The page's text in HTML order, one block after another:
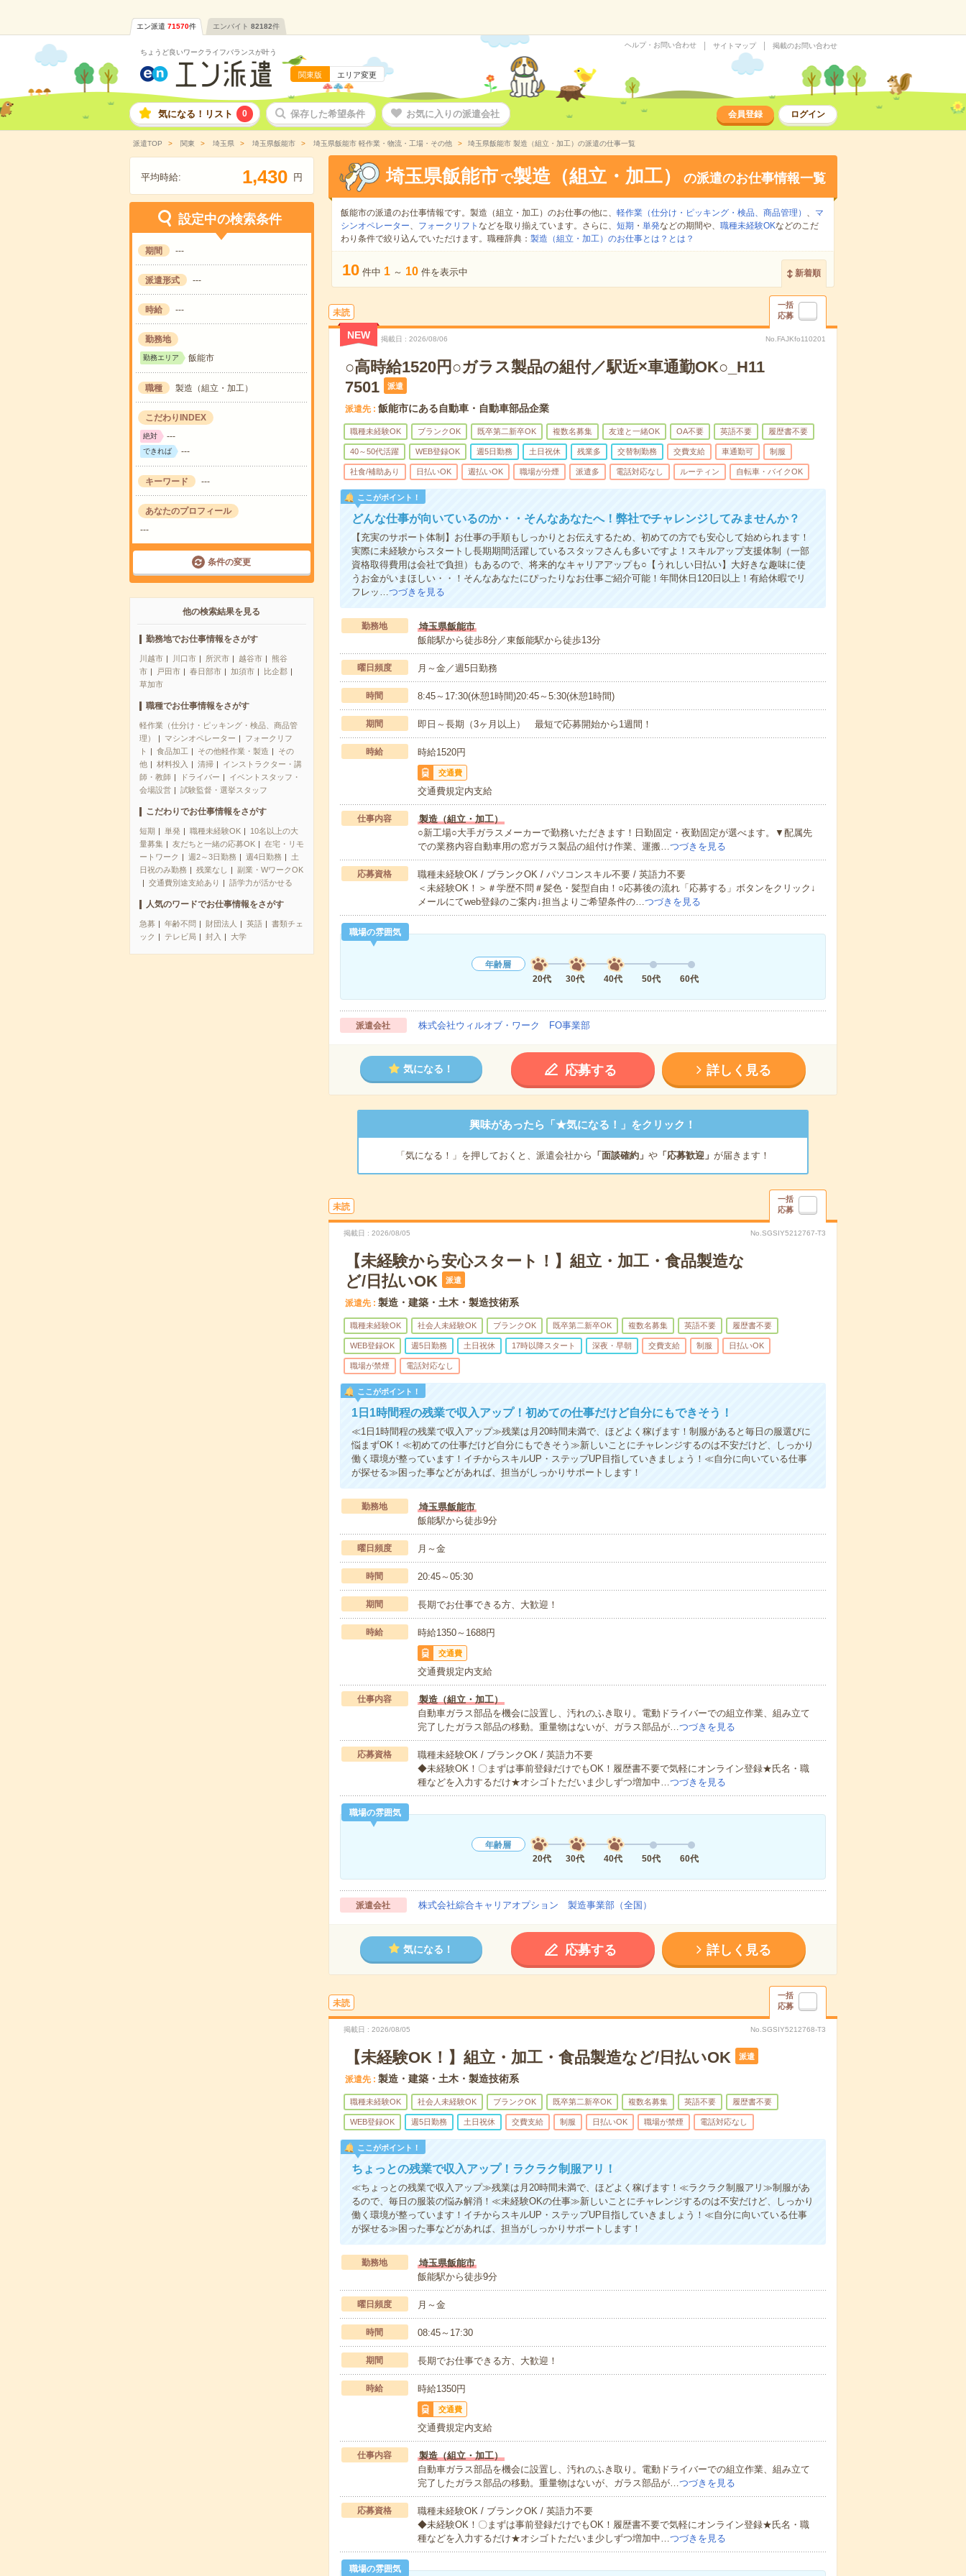
エン派遣 71570件 エンバイト 82182件
ちょうど良いワークライフバランスが叶う
関東版 エリア変更
ヘルプ・お問い合わせ サイトマップ 掲載のお問い合わせ
気になる！リスト 0 保存した希望条件 お気に入りの派遣会社 会員登録 ログイン
派遣TOP 関東 埼玉県 埼玉県飯能市 埼玉県飯能市 軽作業・物流・工場・その他 埼玉県飯能市 製造（組立・加工）の派遣の仕事一覧
平均時給: 1,430 円
設定中の検索条件
期間 ---
派遣形式 ---
時給 ---
勤務地
勤務エリア 飯能市
職種 製造（組立・加工）
こだわりINDEX
絶対 ---
できれば ---
キーワード ---
あなたのプロフィール
---
条件の変更
他の検索結果を見る
勤務地でお仕事情報をさがす
川越市 川口市 所沢市 越谷市
熊谷
市
戸田市 春日部市 加須市
比企郡
草加市
職種でお仕事情報をさがす
軽作業（仕分け・ピッキング・検品、商品管
理）
マシンオペレーター
フォークリフ
ト
食品加工 その他軽作業・製造
その
他
材料投入 清掃
インストラクター・講
師・教師
ドライバー
イベントスタッフ・
会場設営
試験監督・選挙スタッフ
こだわりでお仕事情報をさがす
短期 単発 職種未経験OK
10名以上の大
量募集
友だちと一緒の応募OK
在宅・リモ
ートワーク
週2～3日勤務 週4日勤務
土
日祝のみ勤務
残業なし
副業・WワークOK
交通費別途支給あり
語学力が活かせる
人気のワードでお仕事情報をさがす
急募 年齢不問 財団法人 英語
書類チェ
ック
テレビ局 封入 大学
埼玉県飯能市 で製造（組立・加工） の派遣のお仕事情報一覧
飯能市の派遣のお仕事情報です。製造（組立・加工）のお仕事の他に、 軽作業（仕分け・ピッキング・検品、商品管理） 、
マ
シンオペレーター、 フォークリフト などを取り揃えています。さらに、 短期 ・ 単発などの期間や、 職種未経験OKなどのこだ
わり条件で絞り込んでいただけます。職種辞典： 製造（組立・加工）のお仕事とは？とは？
10 件中 1 ～ 10 件を表示中 新着順
未読
一括
応募
NEW 掲載日 2026/08/06 No.FAJKfo110201
○高時給1520円○ガラス製品の組付／駅近×車通勤OK○_H11
7501
派遣
派遣先 飯能市にある自動車・自動車部品企業
職種未経験OK ブランクOK 既卒第二新卒OK 複数名募集 友達と一緒OK OA不要 英語不要 履歴書不要
40～50代活躍 WEB登録OK 週5日勤務 土日祝休 残業多 交替制勤務 交費支給 車通勤可 制服
社食/補助あり 日払いOK 週払いOK 職場が分煙 派遣多 電話対応なし ルーティン 自転車・バイクOK
ここがポイント！
どんな仕事が向いているのか・・そんなあなたへ！弊社でチャレンジしてみませんか？
【充実のサポート体制】お仕事の手順もしっかりとお伝えするため、初めての方でも安心して始められます！
実際に未経験からスタートし長期期間活躍しているスタッフさんも多いですよ！スキルアップ支援体制（一部
資格取得費用は会社で負担）もあるので、将来的なキャリアアップも○【うれしい日払い】大好きな趣味に使
うお金がいまほしい・・！そんなあなたにぴったりなお仕事ご紹介可能！年間休日120日以上！有給休暇でリ
フレッ…つづきを見る
勤務地
埼玉県飯能市
飯能駅から徒歩8分／東飯能駅から徒歩13分
曜日頻度 月～金／週5日勤務
時間 8:45～17:30(休憩1時間)20:45～5:30(休憩1時間)
期間 即日～長期（3ヶ月以上） 最短で応募開始から1週間！
時給 時給1520円
交通費
交通費規定内支給
仕事内容
製造（組立・加工）
○新工場○大手ガラスメーカーで勤務いただきます！日勤固定・夜勤固定が選べます。▼配属先
での業務内容自動車用の窓ガラス製品の組付け作業、運搬…つづきを見る
応募資格
職種未経験OK / ブランクOK / パソコンスキル不要 / 英語力不要
＜未経験OK！＞＃学歴不問＃髪色・髪型自由！○応募後の流れ「応募する」ボタンをクリック↓
メールにてweb登録のご案内↓担当よりご希望条件の…つづきを見る
職場の雰囲気
年齢層
20代
30代 40代 50代 60代
派遣会社 株式会社ウィルオブ・ワーク FO事業部
気になる！ 応募する 詳しく見る
興味があったら「★気になる！」をクリック！
「気になる！」を押しておくと、派遣会社から 「面談確約」 や「応募歓迎」 が届きます！
未読
一括
応募
掲載日 2026/08/05 No.SGSIY5212767-T3
【未経験から安心スタート！】組立・加工・食品製造な
ど/日払いOK
派遣
派遣先 製造・建築・土木・製造技術系
職種未経験OK 社会人未経験OK ブランクOK 既卒第二新卒OK 複数名募集 英語不要 履歴書不要
WEB登録OK 週5日勤務 土日祝休 17時以降スタート 深夜・早朝 交費支給 制服 日払いOK
職場が禁煙 電話対応なし
ここがポイント！
1日1時間程の残業で収入アップ！初めての仕事だけど自分にもできそう！
≪1日1時間程の残業で収入アップ≫残業は月20時間未満で、ほどよく稼げます！制服があると毎日の服選びに
悩まずOK！≪初めての仕事だけど自分にもできそう≫新しいことにチャレンジするのは不安だけど、しっかり
働く環境が整っています！イチからスキルUP・ステップUP目指していきましょう！≪自分に向いている仕事
が探せる≫困った事などがあれば、担当がしっかりサポートします！
勤務地
埼玉県飯能市
飯能駅から徒歩9分
曜日頻度 月～金
時間 20:45～05:30
期間 長期でお仕事できる方、大歓迎！
時給 時給1350～1688円
交通費
交通費規定内支給
仕事内容
製造（組立・加工）
自動車ガラス部品を機会に設置し、汚れのふき取り。電動ドライバーでの組立作業、組み立て
完了したガラス部品の移動。重量物はないが、ガラス部品が… つづきを見る
応募資格
職種未経験OK / ブランクOK / 英語力不要
◆未経験OK！〇まずは事前登録だけでもOK！履歴書不要で気軽にオンライン登録★氏名・職
種などを入力するだけ★オシゴトただいま少しずつ増加中… つづきを見る
職場の雰囲気
年齢層
20代
30代 40代 50代 60代
派遣会社 株式会社綜合キャリアオプション 製造事業部（全国）
気になる！ 応募する 詳しく見る
未読
一括
応募
掲載日 2026/08/05 No.SGSIY5212768-T3
【未経験OK！】組立・加工・食品製造など/日払いOK 派遣
派遣先 製造・建築・土木・製造技術系
職種未経験OK 社会人未経験OK ブランクOK 既卒第二新卒OK 複数名募集 英語不要 履歴書不要
WEB登録OK 週5日勤務 土日祝休 交費支給 制服 日払いOK 職場が禁煙 電話対応なし
ここがポイント！
ちょっとの残業で収入アップ！ラクラク制服アリ！
≪ちょっとの残業で収入アップ≫残業は月20時間未満で、ほどよく稼げます！≪ラクラク制服アリ≫制服があ
るので、毎日の服装の悩み解消！≪未経験OKの仕事≫新しいことにチャレンジするのは不安だけど、しっかり
働く環境が整っています！イチからスキルUP・ステップUP目指していきましょう！≪自分に向いている仕事
が探せる≫困った事などがあれば、担当がしっかりサポートします！
勤務地
埼玉県飯能市
飯能駅から徒歩9分
曜日頻度 月～金
時間 08:45～17:30
期間 長期でお仕事できる方、大歓迎！
時給 時給1350円
交通費
交通費規定内支給
仕事内容
製造（組立・加工）
自動車ガラス部品を機会に設置し、汚れのふき取り。電動ドライバーでの組立作業、組み立て
完了したガラス部品の移動。重量物はないが、ガラス部品が…つづきを見る
応募資格
職種未経験OK / ブランクOK / 英語力不要
◆未経験OK！〇まずは事前登録だけでもOK！履歴書不要で気軽にオンライン登録★氏名・職
種などを入力するだけ★オシゴトただいま少しずつ増加中…つづきを見る
職場の雰囲気